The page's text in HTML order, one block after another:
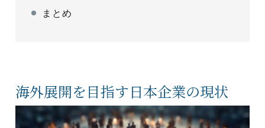
まとめ
海外展開を目指す日本企業の現状